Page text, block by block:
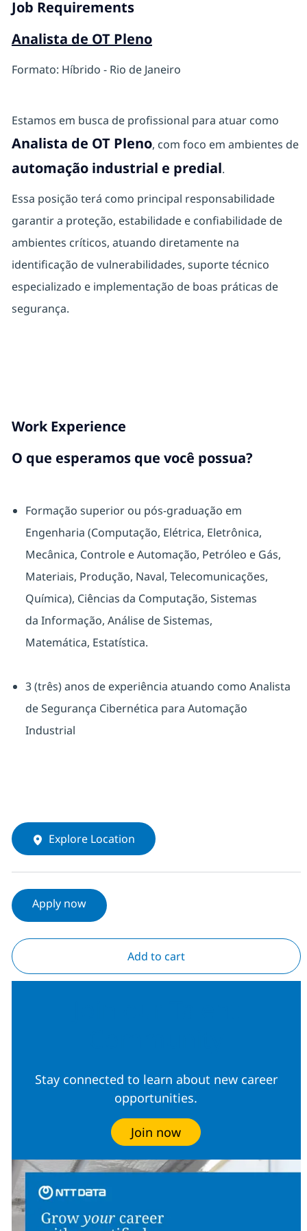
Job Requirements
Analista de OT Pleno
Formato: Híbrido - Rio de Janeiro
Estamos em busca de profissional para atuar como
Analista de OT Pleno, com foco em ambientes de
automação industrial e predial.
Essa posição terá como principal responsabilidade
garantir a proteção, estabilidade e confiabilidade de
ambientes críticos, atuando diretamente na
identificação de vulnerabilidades, suporte técnico
especializado e implementação de boas práticas de
segurança.
Work Experience
O que esperamos que você possua?
Formação superior ou pós-graduação em
Engenharia (Computação, Elétrica, Eletrônica,
Mecânica, Controle e Automação, Petróleo e Gás,
Materiais, Produção, Naval, Telecomunicações,
Química), Ciências da Computação, Sistemas
da Informação, Análise de Sistemas,
Matemática, Estatística.
3 (três) anos de experiência atuando como Analista
de Segurança Cibernética para Automação
Industrial
Explore Location
Apply now
Add to cart
Stay connected to learn about new career
opportunities.
Join now